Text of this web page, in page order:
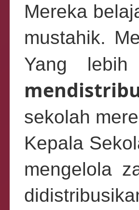
Mereka
mustahik.
Yang
sekolah
Kepala
mengelola